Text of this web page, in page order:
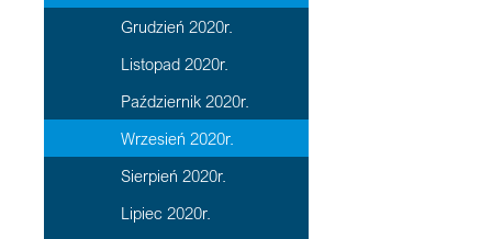
Grudzień 2020r.
Listopad 2020r.
Październik 2020r.
Wrzesień 2020r.
Sierpień 2020r.
Lipiec 2020r.